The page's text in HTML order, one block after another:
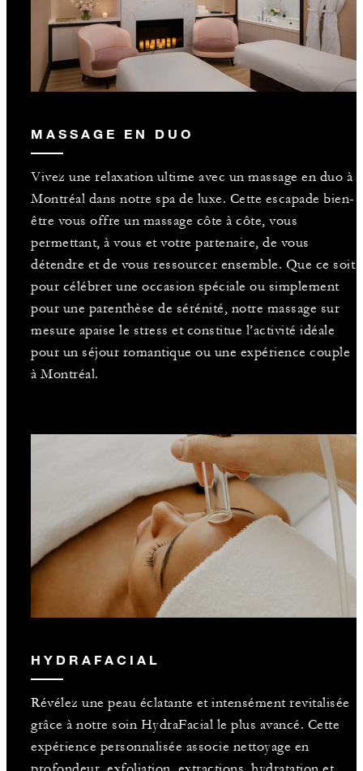
MASSAGE EN DUO
Vivez une relaxation ultime avec un massage en duo à
Montréal dans notre spa de luxe. Cette escapade bien-
être vous offre un massage côte à côte, vous
permettant, à vous et votre partenaire, de vous
détendre et de vous ressourcer ensemble. Que ce soit
pour célébrer une occasion spéciale ou simplement
pour une parenthèse de sérénité, notre massage sur
mesure apaise le stress et constitue l’activité idéale
pour un séjour romantique ou une expérience couple
à Montréal.
HYDRAFACIAL
Révélez une peau éclatante et intensément revitalisée
grâce à notre soin HydraFacial le plus avancé. Cette
expérience personnalisée associe nettoyage en